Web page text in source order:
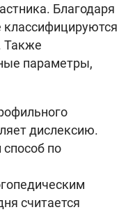
Благодаря
Также
параметры,
дислексию.
по
считается